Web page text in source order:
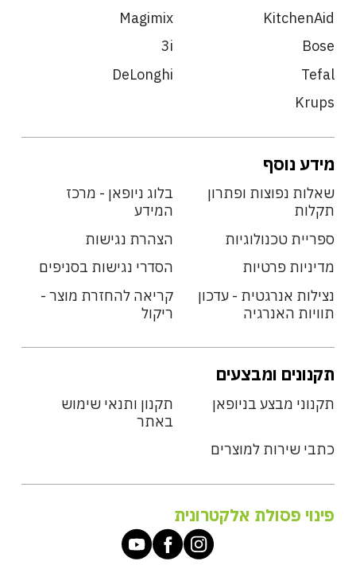
KitchenAid
Magimix
Bose
3i
Tefal
DeLonghi
Krups
מידע נוסף
שאלות נפוצות ופתרון
תקלות
בלוג ניופאן - מרכז
המידע
ספריית טכנולוגיות
הצהרת נגישות
מדיניות פרטיות
הסדרי נגישות בסניפים
נצילות אנרגטית - עדכון
תוויות האנרגיה
קריאה להחזרת מוצר -
ריקול
תקנונים ומבצעים
תקנוני מבצע בניופאן
תקנון ותנאי שימוש
באתר
כתבי שירות למוצרים
פינוי פסולת אלקטרונית